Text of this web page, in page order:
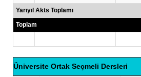
Yarıyıl Akts Toplamı
Toplam
Üniversite Ortak Seçmeli Dersleri